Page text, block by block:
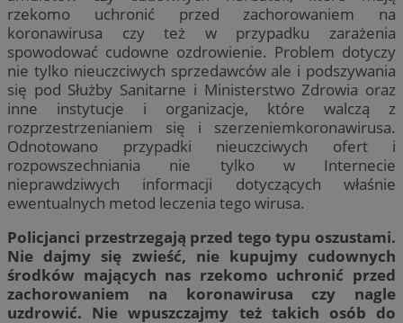
rzekomo uchronić przed zachorowaniem na
koronawirusa czy też w przypadku zarażenia
spowodować cudowne ozdrowienie. Problem dotyczy
nie tylko nieuczciwych sprzedawców ale i podszywania
się pod Służby Sanitarne i Ministerstwo Zdrowia oraz
inne instytucje i organizacje, które walczą z
rozprzestrzenianiem się i szerzeniemkoronawirusa.
Odnotowano przypadki nieuczciwych ofert i
rozpowszechniania nie tylko w Internecie
nieprawdziwych informacji dotyczących właśnie
ewentualnych metod leczenia tego wirusa.
Policjanci przestrzegają przed tego typu oszustami.
Nie dajmy się zwieść, nie kupujmy cudownych
środków mających nas rzekomo uchronić przed
zachorowaniem na koronawirusa czy nagle
uzdrowić. Nie wpuszczajmy też takich osób do